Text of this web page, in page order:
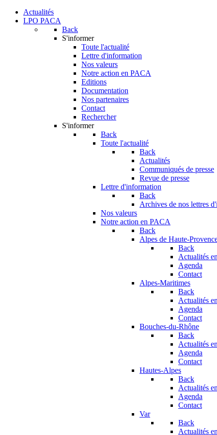
Actualités
LPO PACA
Back
S'informer
Toute l'actualité
Lettre d'information
Nos valeurs
Notre action en PACA
Editions
Documentation
Nos partenaires
Contact
Rechercher
S'informer
Back
Toute l'actualité
Back
Actualités
Communiqués de presse
Revue de presse
Lettre d'information
Back
Archives de nos lettres
Nos valeurs
Notre action en PACA
Back
Alpes de Haute-
Back
Actualités
Agenda
Contact
Alpes-Maritimes
Back
Actualités
Agenda
Contact
Bouches-du-Rhône
Back
Actualités
Agenda
Contact
Hautes-Alpes
Back
Actualités
Agenda
Contact
Var
Back
Actualités